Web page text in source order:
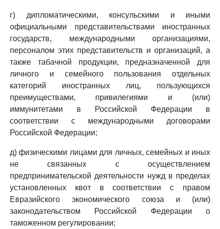
г) дипломатическими, консульскими и иными
официальными представительствами иностранных
государств, международными организациями,
персоналом этих представительств и организаций, а
также табачной продукции, предназначенной для
личного и семейного пользования отдельных
категорий иностранных лиц, пользующихся
преимуществами, привилегиями и (или)
иммунитетами в Российской Федерации в
соответствии с международными договорами
Российской Федерации;
д) физическими лицами для личных, семейных и иных
не связанных с осуществлением
предпринимательской деятельности нужд в пределах
установленных квот в соответствии с правом
Евразийского экономического союза и (или)
законодательством Российской Федерации о
таможенном регулировании;